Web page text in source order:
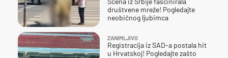
društvene mreže! Pogledajte
neobičnog ljubimca
ZANIMLJIVO
Registracija iz SAD-a postala hit
u Hrvatskoj! Pogledajte zašto